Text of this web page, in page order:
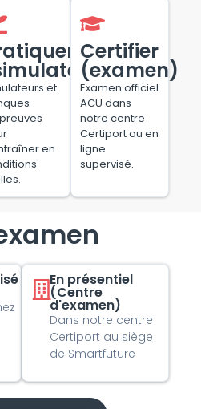
et
en
Certifier
(examen)
Examen officiel
ACU dans
notre centre
Certiport ou en
ligne
supervisé.
En présentiel
(Centre
d'examen)
Dans notre centre
Certiport au siège
de Smartfuture